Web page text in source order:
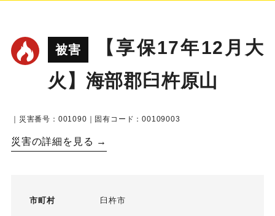
被害
【享保17年12月大
火】海部郡臼杵原山
｜災害番号：001090｜固有コード：00109003
災害の詳細を見る →
市町村 臼杵市